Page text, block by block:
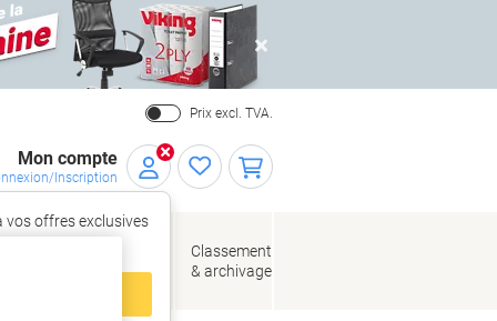
Close
Prix excl. TVA.
Mon compte
Inscription
vos offres exclusives
de bureau
Classement
& archivage